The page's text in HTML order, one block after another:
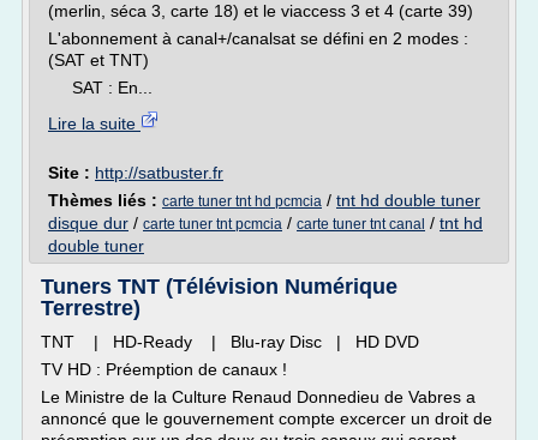
(merlin, séca 3, carte 18) et le viaccess 3 et 4 (carte 39)
L'abonnement à canal+/canalsat se défini en 2 modes :
(SAT et TNT)
SAT : En...
Lire la suite
Site : http://satbuster.fr
Thèmes liés : carte tuner tnt hd pcmcia / tnt hd double tuner
disque dur / carte tuner tnt pcmcia / carte tuner tnt canal / tnt hd
double tuner
Tuners TNT (Télévision Numérique
Terrestre)
TNT | HD-Ready | Blu-ray Disc | HD DVD
TV HD : Préemption de canaux !
Le Ministre de la Culture Renaud Donnedieu de Vabres a
annoncé que le gouvernement compte excercer un droit de